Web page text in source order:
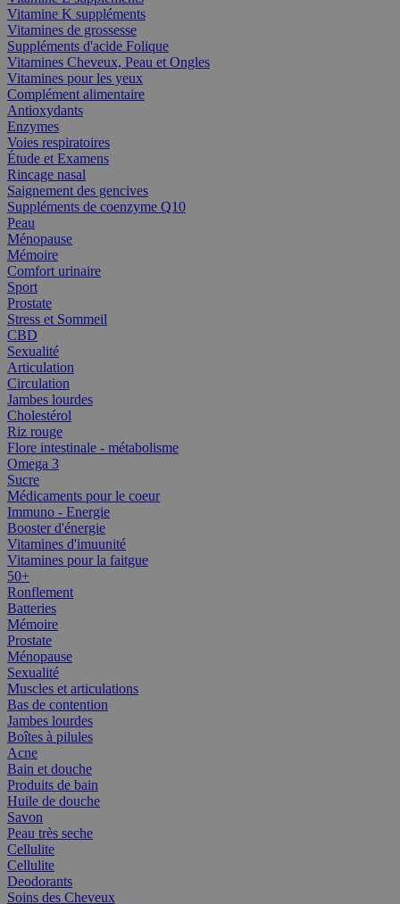
Vitamine K suppléments
Vitamines de grossesse
Suppléments d'acide Folique
Vitamines Cheveux, Peau et Ongles
Vitamines pour les yeux
Complément alimentaire
Antioxydants
Enzymes
Voies respiratoires
Étude et Examens
Rincage nasal
Saignement des gencives
Suppléments de coenzyme Q10
Peau
Ménopause
Mémoire
Comfort urinaire
Sport
Prostate
Stress et Sommeil
CBD
Sexualité
Articulation
Circulation
Jambes lourdes
Cholestérol
Riz rouge
Flore intestinale - métabolisme
Omega 3
Sucre
Médicaments pour le coeur
Immuno - Energie
Booster d'énergie
Vitamines d'imuunité
Vitamines pour la faitgue
50+
Ronflement
Batteries
Mémoire
Prostate
Ménopause
Sexualité
Muscles et articulations
Bas de contention
Jambes lourdes
Boîtes à pilules
Acne
Bain et douche
Produits de bain
Huile de douche
Savon
Peau très seche
Cellulite
Cellulite
Deodorants
Soins des Cheveux